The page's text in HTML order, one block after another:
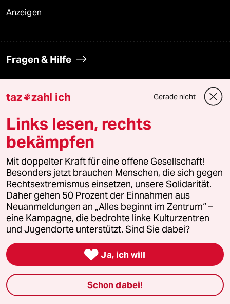
Anzeigen
Fragen & Hilfe
Aboservice
ePaper Login
Downloads für Abonnierende
© 2026 taz Verlags und Vertriebs GmbH
Alle Rechte vorbehalten. Bei rechtlichen Fragen oder für Genehmigungen
wenden Sie sich bitte anlizenzen@taz.de
Feedback Redaktionsstatut Kommune-Richtlinien
Leitlinie Datenschutz Impressum
taz zahl ich Gerade nicht
Links lesen, rechts
bekämpfen
Mit doppelter Kraft für eine offene Gesellschaft!
Besonders jetzt brauchen Menschen, die sich gegen
Rechtsextremismus einsetzen, unsere Solidarität.
Daher gehen 50 Prozent der Einnahmen aus
Neuanmeldungen an „Alles beginnt im Zentrum“ –
eine Kampagne, die bedrohte linke Kulturzentren
und Jugendorte unterstützt. Sind Sie dabei?
 Ja, ich will
Schon dabei!